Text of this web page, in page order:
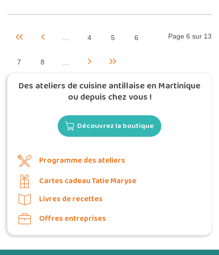
Page 6 sur 13
4 5 6
7 8
Des ateliers de cuisine antillaise en Martinique
ou depuis chez vous !
Découvrez la boutique
Programme des ateliers
Cartes cadeau Tatie Maryse
Livres de recettes
Offres entreprises